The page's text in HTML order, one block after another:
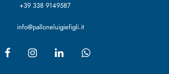
+39 338 9149587
info@palloneluigiefigli.it